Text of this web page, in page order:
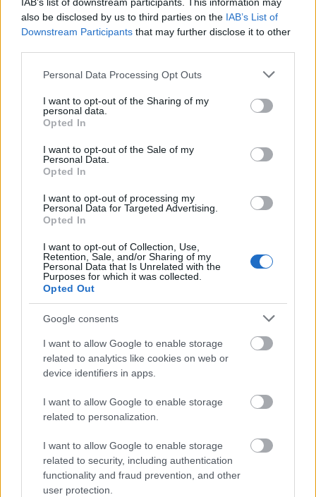
also be disclosed by us to third parties on the IAB’s List of
Downstream Participants that may further disclose it to other
Please note that this website/app uses one or more Google
not limited to your visit or usage behaviour. You may click to
grant or deny consent to Google and its third-party tags to
use your data for below specified purposes in below Google
consent section.
Personal Data Processing Opt Outs
I want to opt-out of the Sharing of my
personal data.
Opted In
I want to opt-out of the Sale of my
Personal Data.
Opted In
I want to opt-out of processing my
Personal Data for Targeted Advertising.
Opted In
I want to opt-out of Collection, Use,
Retention, Sale, and/or Sharing of my
Personal Data that Is Unrelated with the
Purposes for which it was collected.
Opted Out
Google consents
I want to allow Google to enable storage
related to analytics like cookies on web or
device identifiers in apps.
I want to allow Google to enable storage
related to personalization.
I want to allow Google to enable storage
related to security, including authentication
functionality and fraud prevention, and other
user protection.
Pozostały wątpliwości? Brakuje czegoś w haśle?
Zobacz, co zyskują abonenci Dobrego słownika.
SPRAWDŹ
Często sprawdzane
Uwięziony dopełniacz
Odmiana a wymowa. Problematyczne przypadki
Zarówno ty, jak i ja chcemy znać liczbę czasownika
Ciekawostki
— Co czyni tekst trudnym?
przypadek— Czy kolejność przypadków ma jakieś
do syta — Skąd taka forma
Mogą Cię zainteresować również hasła